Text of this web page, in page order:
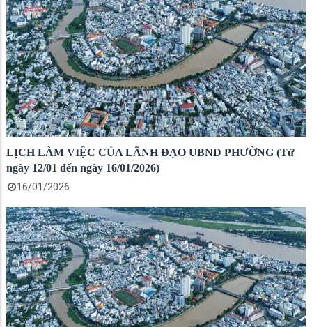
LỊCH LÀM VIỆC CỦA LÃNH ĐẠO UBND PHƯỜNG (Từ
ngày 12/01 đến ngày 16/01/2026)
16/01/2026